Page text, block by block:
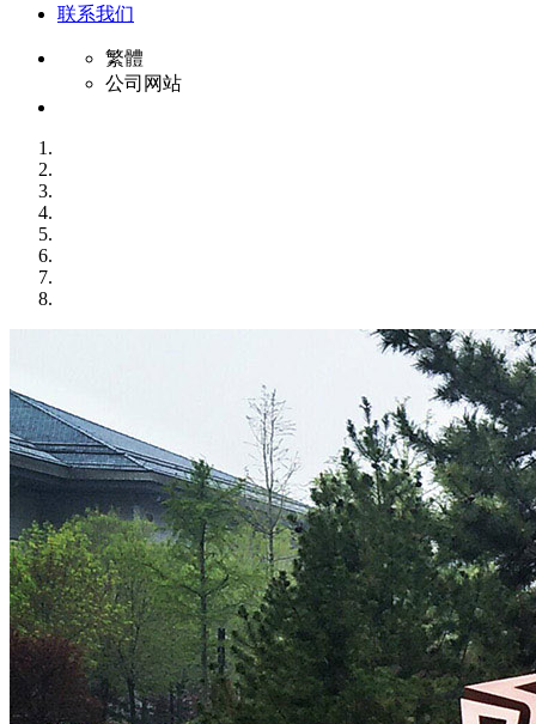
联系我们
繁體
公司网站